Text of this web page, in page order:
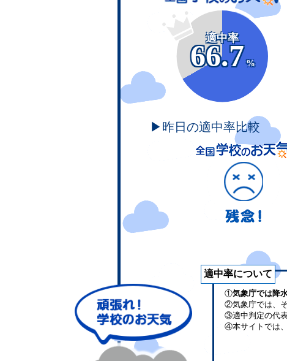
適中率
66.7
%
▶昨日の適中率比較
適中率について
①気象庁では降
②気象庁では、
③適中判定の代
④本サイトでは、